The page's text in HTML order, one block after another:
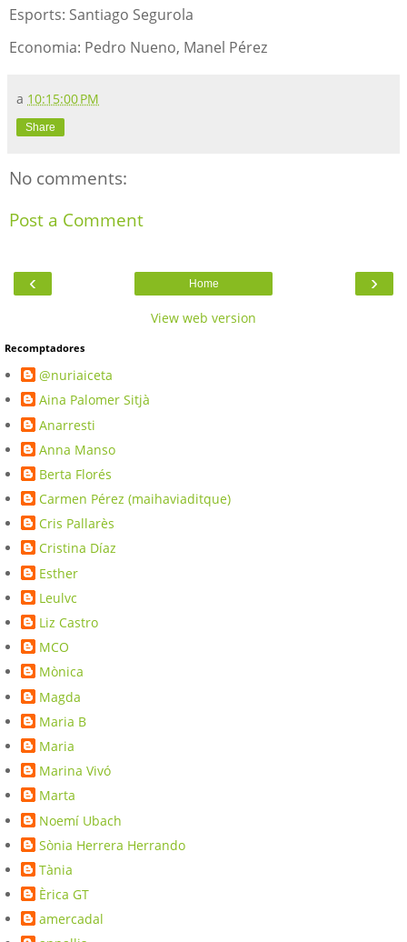
Esports: Santiago Segurola
Economia: Pedro Nueno, Manel Pérez
a 10:15:00 PM
Share
No comments:
Post a Comment
‹ ›
Home
View web version
Recomptadores
@nuriaiceta
Aina Palomer Sitjà
Anarresti
Anna Manso
Berta Florés
Carmen Pérez (maihaviaditque)
Cris Pallarès
Cristina Díaz
Esther
Leulvc
Liz Castro
MCO
Mònica
Magda
Maria B
Maria
Marina Vivó
Marta
Noemí Ubach
Sònia Herrera Herrando
Tània
Èrica GT
amercadal